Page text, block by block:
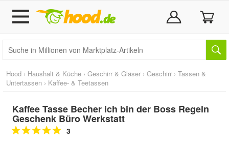
Hood › Haushalt & Küche › Geschirr & Gläser › Geschirr › Tassen &
Untertassen › Kaffee- & Teetassen
Kaffee Tasse Becher ich bin der Boss Regeln
Geschenk Büro Werkstatt
3